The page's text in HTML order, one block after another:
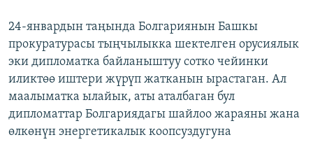
24-январдын таңында Болгариянын Башкы
прокуратурасы тыңчылыкка шектелген орусиялык
эки дипломатка байланыштуу сотко чейинки
иликтөө иштери жүрүп жатканын ырастаган. Ал
маалыматка ылайык, аты аталбаган бул
дипломаттар Болгариядагы шайлоо жараяны жана
өлкөнүн энергетикалык коопсуздугуна